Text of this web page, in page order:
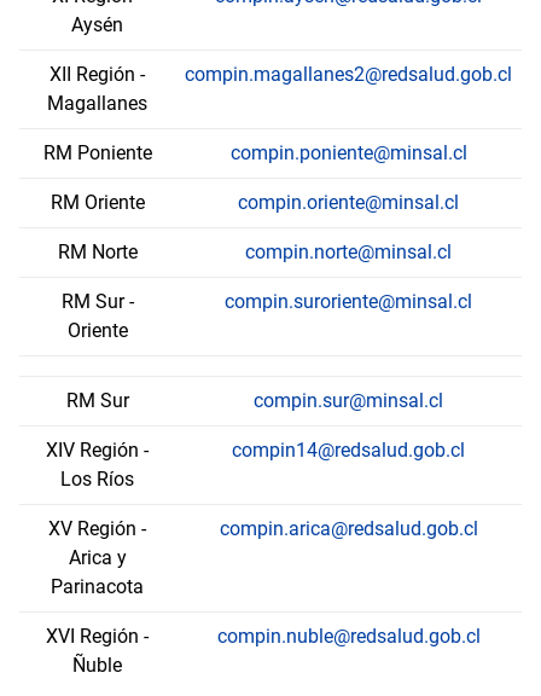
Aysén
XII Región -
Magallanes
compin.magallanes2@redsalud.gob.cl
RM Poniente compin.poniente@minsal.cl
RM Oriente compin.oriente@minsal.cl
RM Norte compin.norte@minsal.cl
RM Sur -
Oriente
compin.suroriente@minsal.cl
RM Sur compin.sur@minsal.cl
XIV Región -
Los Ríos
compin14@redsalud.gob.cl
XV Región -
Arica y
Parinacota
compin.arica@redsalud.gob.cl
XVI Región -
Ñuble
compin.nuble@redsalud.gob.cl